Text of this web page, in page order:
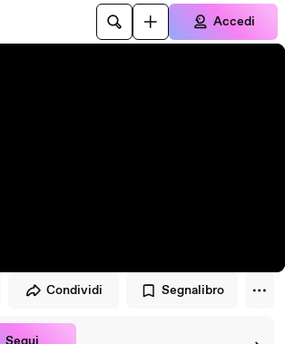
principale
Accedi
Condividi Segnalibro